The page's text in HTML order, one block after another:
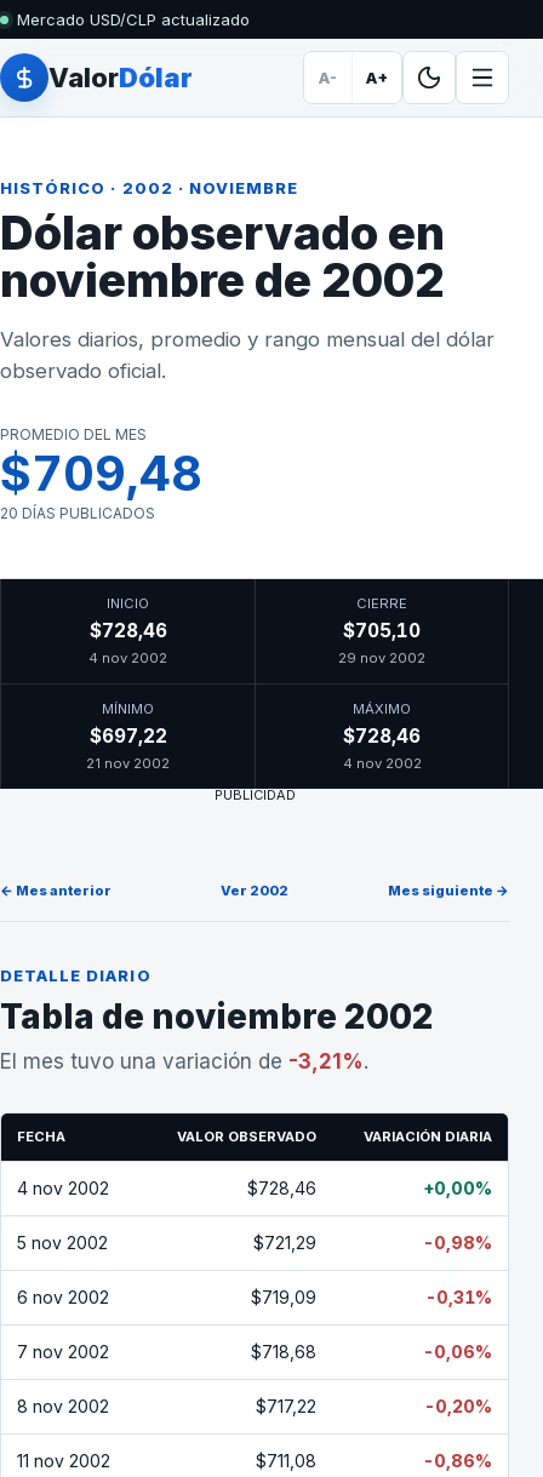
Mercado USD/CLP actualizado
ValorDólar A- A+
HISTÓRICO · 2002 · NOVIEMBRE
Dólar observado en
noviembre de 2002
Valores diarios, promedio y rango mensual del dólar
observado oficial.
PROMEDIO DEL MES
$709,48
20 DÍAS PUBLICADOS
INICIO
$728,46
4 nov 2002
CIERRE
$705,10
29 nov 2002
MÍNIMO
$697,22
21 nov 2002
MÁXIMO
$728,46
4 nov 2002
PUBLICIDAD
← Mes anterior Ver 2002 Mes siguiente →
DETALLE DIARIO
Tabla de noviembre 2002
El mes tuvo una variación de -3,21%.
FECHA VALOR OBSERVADO VARIACIÓN DIARIA
4 nov 2002 $728,46 +0,00%
5 nov 2002 $721,29 -0,98%
6 nov 2002 $719,09 -0,31%
7 nov 2002 $718,68 -0,06%
8 nov 2002 $717,22 -0,20%
11 nov 2002 $711,08 -0,86%